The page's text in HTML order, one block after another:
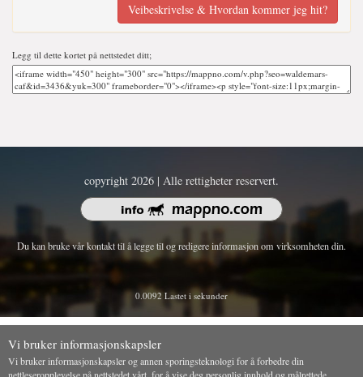
Veibeskrivelse & Hvordan kommer jeg hit?
Legg til dette kortet på nettstedet ditt;
copyright 2026 | Alle rettigheter reservert.
Du kan bruke vår kontakt til å legge til og redigere informasjon om virksomheten din.
0.0092 Lastet i sekunder
Vi bruker informasjonskapsler
Vi bruker informasjonskapsler og annen sporingsteknologi for å forbedre din
nettleseropplevelse på nettstedet vårt, for å vise deg personlig innhold og målrettede